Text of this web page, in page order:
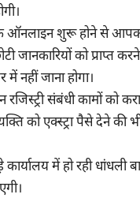
के ऑनलाइन शुरू होने से
जानकारियों को प्राप्त
में नहीं जाना होगा।
संबंधी कामों को
को एक्स्ट्रा पैसे देने की
में हो रही धांधली